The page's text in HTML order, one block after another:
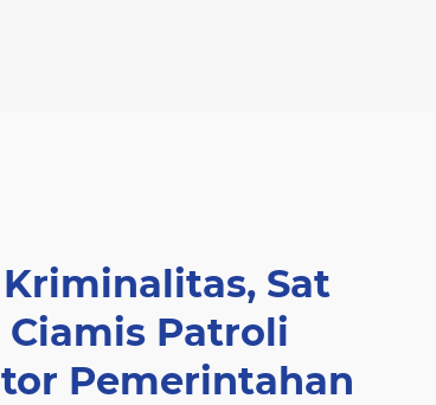
Sat
Patroli
Pemerintahan